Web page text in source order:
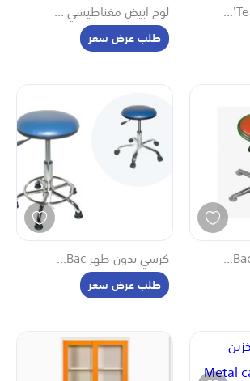
لوح ابيض مغناطيسي ...
طلب عرض سعر
كرسي بدون ظهر Bac...
طلب عرض سعر